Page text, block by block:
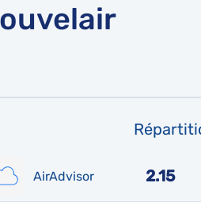
AirAdvisor 2.15